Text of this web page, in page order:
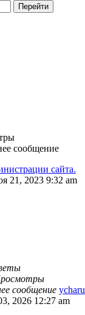
сообщение
сайта.
21, 2023 9:32 am
сообщение ycharu
2026 12:27 am